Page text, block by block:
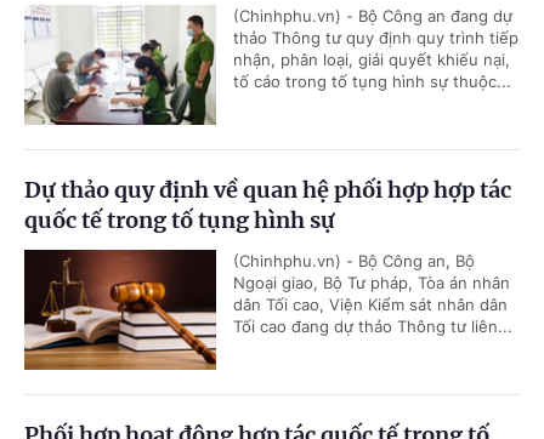
(Chinhphu.vn) - Bộ Công an đang dự
thảo Thông tư quy định quy trình tiếp
nhận, phân loại, giải quyết khiếu nại,
tố cáo trong tố tụng hình sự thuộc...
Dự thảo quy định về quan hệ phối hợp hợp tác
quốc tế trong tố tụng hình sự
(Chinhphu.vn) - Bộ Công an, Bộ
Ngoại giao, Bộ Tư pháp, Tòa án nhân
dân Tối cao, Viện Kiểm sát nhân dân
Tối cao đang dự thảo Thông tư liên...